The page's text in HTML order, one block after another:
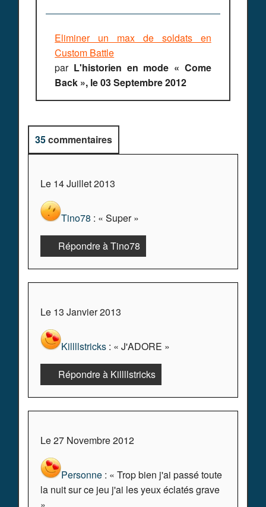
Eliminer un max de soldats en
Custom Battle
par L'historien en mode « Come
Back », le 03 Septembre 2012
35commentaires
Le 14 Juillet 2013
Tino78 : « Super »
Répondre à Tino78
Le 13 Janvier 2013
Killllstricks : « J'ADORE »
Répondre à Killllstricks
Le 27 Novembre 2012
Personne : « Trop bien j'ai passé toute
la nuit sur ce jeu j'ai les yeux éclatés grave
»